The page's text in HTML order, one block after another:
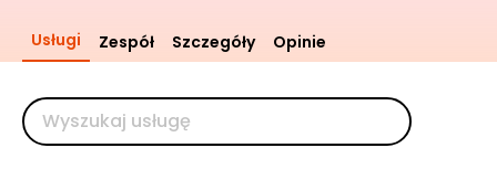
Usługi Zespół Szczegóły Opinie